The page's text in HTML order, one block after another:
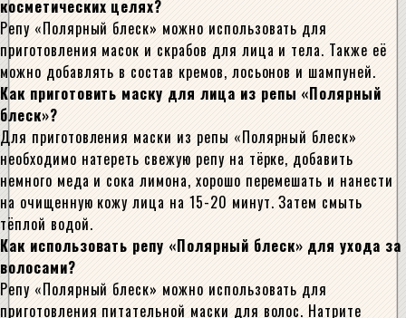
косметических целях?
Репу «Полярный блеск» можно использовать для
приготовления масок и скрабов для лица и тела. Также её
можно добавлять в состав кремов, лосьонов и шампуней.
Как приготовить маску для лица из репы «Полярный
блеск»?
Для приготовления маски из репы «Полярный блеск»
необходимо натереть свежую репу на тёрке, добавить
немного меда и сока лимона, хорошо перемешать и нанести
на очищенную кожу лица на 15-20 минут. Затем смыть
тёплой водой.
Как использовать репу «Полярный блеск» для ухода за
волосами?
Репу «Полярный блеск» можно использовать для
приготовления питательной маски для волос. Натрите